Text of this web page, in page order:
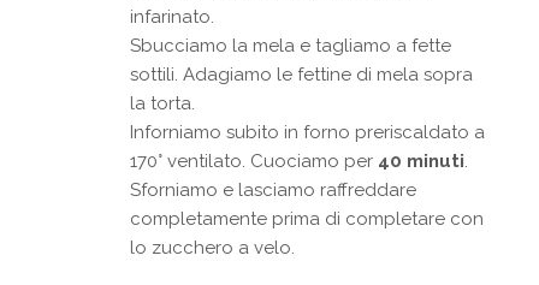
infarinato.
Sbucciamo la mela e tagliamo a fette
sottili. Adagiamo le fettine di mela sopra
la torta.
Inforniamo subito in forno preriscaldato a
170° ventilato. Cuociamo per 40 minuti.
Sforniamo e lasciamo raffreddare
completamente prima di completare con
lo zucchero a velo.